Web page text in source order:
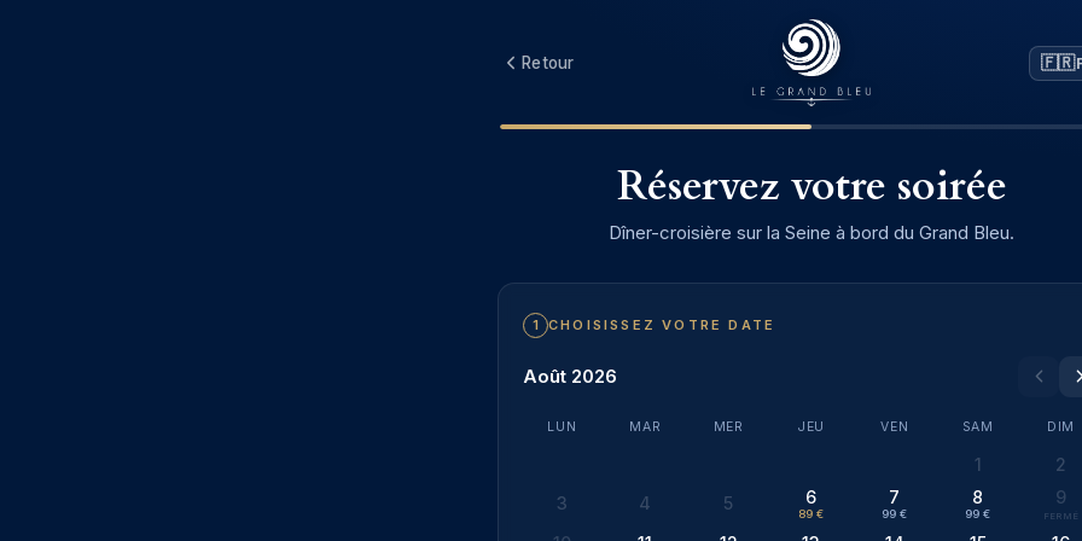
Retour 🇫🇷
Réservez votre soirée
Dîner-croisière sur la Seine à bord du Grand Bleu.
1 CHOISISSEZ VOTRE DATE
Août 2026
LUN MAR MER JEU VEN SAM DIM
1
2
3
4 5 6
89 €
7
99 €
8
99 €
9